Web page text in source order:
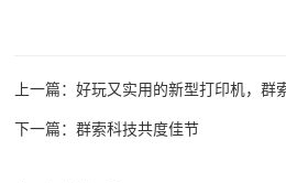
下一篇：群索科技共度佳节